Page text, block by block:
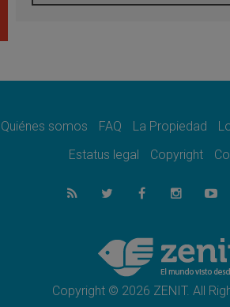
León XIV visitará el
07.08.2026
07.08.2026
el compromiso del
La matanza de niños en
muertos en 300 días
Tagle: La guerra desfigura
revelación de Dios lo
Quiénes somos FAQ La Propiedad
Estatus legal
Copyright
Copyright © 2026 ZENIT. All